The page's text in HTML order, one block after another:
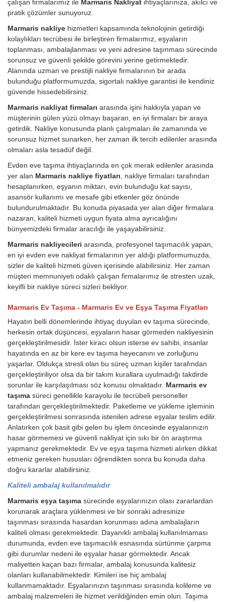
çalışan firmalarımız ile Marmaris Nakliyat ihtiyaçlarınıza, akılcı ve
pratik çözümler sunuyoruz.
Marmaris nakliye hizmetleri kapsamında teknolojinin getirdiği
kolaylıkları tecrübesi ile birleştiren firmalarımız, eşyaların
toplanması, ambalajlanması ve yeni adresine taşınması sürecinde
sorunsuz ve güvenli şekilde görevini yerine getirmektedir.
Alanında uzman ve prestijli nakliye firmalarının bir arada
bulunduğu platformumuzda, sigortalı nakliye garantisi ile kendiniz
güvende hissedebilirsiniz.
Marmaris nakliyat firmaları arasında işini hakkıyla yapan ve
müşterinin gülen yüzü olmayı başaran, en iyi firmaları bir araya
getirdik. Nakliye konusunda planlı çalışmaları ile zamanında ve
sorunsuz hizmet sunarken, her zaman ilk tercih edilenler arasında
olmaları asla tesadüf değil.
Evden eve taşıma ihtiyaçlarında en çok merak edilenler arasında
yer alan Marmaris nakliye fiyatları, nakliye firmaları tarafından
hesaplanırken, eşyanın miktarı, evin bulunduğu kat sayısı,
asansör kullanımı ve mesafe gibi etkenler göz önünde
bulundurulmaktadır. Bu konuda piyasada yer alan diğer firmalara
nazaran, kaliteli hizmeti uygun fiyata alma ayrıcalığını
bünyemizdeki firmalar aracılığı ile yaşayabilirsiniz.
Marmaris nakliyecileri arasında, profesyonel taşımacılık yapan,
en iyi evden eve nakliyat firmalarının yer aldığı platformumuzda,
sizler de kaliteli hizmeti güven içerisinde alabilirsiniz. Her zaman
müşteri memnuniyeti odaklı çalışan firmalarımız ile stresten uzak,
keyifli bir nakliye süreci sizleri bekliyor.
Marmaris Ev Taşıma - Marmaris Ev ve Eşya Taşıma Fiyatları
Hayatın belli dönemlerinde ihtiyaç duyulan ev taşıma sürecinde,
herkesin ortak düşüncesi, eşyaların hasar görmeden nakliyesinin
gerçekleştirilmesidir. İster kiracı olsun isterse ev sahibi, insanlar
hayatında en az bir kere ev taşıma heyecanını ve zorluğunu
yaşarlar. Oldukça stresli olan bu süreç uzman kişiler tarafından
gerçekleştiriliyor olsa da bir takım kurallara uyulmadığı takdirde
sorunlar ile karşılaşılması söz konusu olmaktadır. Marmaris ev
taşıma süreci genellikle karayolu ile tecrübeli personeller
tarafından gerçekleştirilmektedir. Paketleme ve yükleme işleminin
gerçekleştirilmesi sonrasında istenilen adrese eşyalar teslim edilir.
Anlatırken çok basit gibi gelen bu işlem öncesinde eşyalarınızın
hasar görmemesi ve güvenli nakliyat için sıkı bir ön araştırma
yapmanız gerekmektedir. Ev ve eşya taşıma hizmeti alırken dikkat
etmeniz gereken hususları öğrendikten sonra bu konuda daha
doğru kararlar alabilirsiniz.
Kaliteli ambalaj kullanılmalıdır
Marmaris eşya taşıma sürecinde eşyalarınızın olası zararlardan
korunarak araçlara yüklenmesi ve bir sonraki adresinize
taşınması sırasında hasardan korunması adına ambalajların
kaliteli olması gerekmektedir. Dayanıklı ambalaj kullanılmaması
durumunda, evden eve taşımacılık esnasında sürtünme çarpma
gibi durumlar nedeni ile eşyalar hasar görmektedir. Ancak
maliyetten kaçan bazı firmalar, ambalaj konusunda kalitesiz
olanları kullanabilmektedir. Kimileri ise hiç ambalaj
kullanmamaktadır. Eşyalarınızın taşınması sırasında kolileme ve
ambalaj malzemeleri ile hizmet verildiğinden emin olun. Taşıma